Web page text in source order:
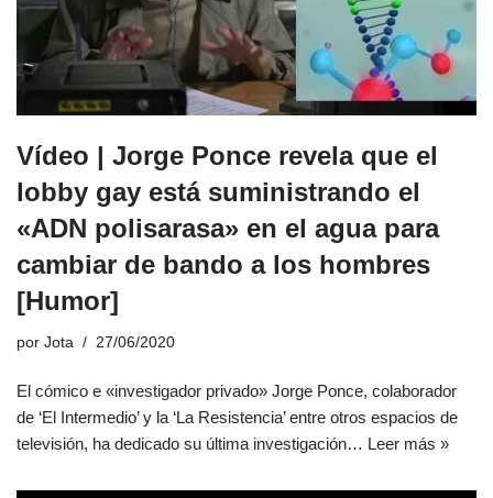
Vídeo | Jorge Ponce revela que el
lobby gay está suministrando el
«ADN polisarasa» en el agua para
cambiar de bando a los hombres
[Humor]
por Jota 27/06/2020
El cómico e «investigador privado» Jorge Ponce, colaborador
de ‘El Intermedio’ y la ‘La Resistencia’ entre otros espacios de
televisión, ha dedicado su última investigación… Leer más »